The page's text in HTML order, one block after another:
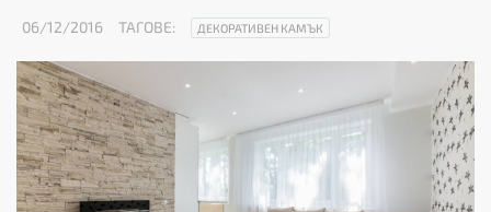
06/12/2016 ТАГОВЕ: ДЕКОРАТИВЕН КАМЪК